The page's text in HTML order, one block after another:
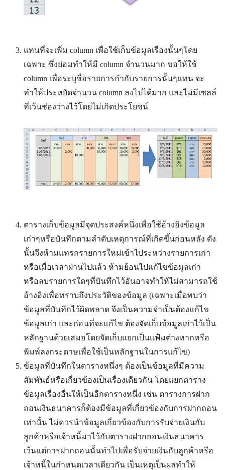
แทนที่จะเพิ่ม column เพื่อใช้เก็บข้อมูลเรื่องนั้นๆโดย
เฉพาะ ซึ่งย่อมทำให้มี column จำนวนมาก ขอให้ใช้
column เพื่อระบุชื่อรายการกำกับรายการนั้นๆแทน จะ
ทำให้ประหยัดจำนวน column ลงไปได้มาก และไม่มีเซลล์
ที่เว้นช่องว่างไว้โดยไม่เกิดประโยชน์
ตารางเก็บข้อมูลมีจุดประสงค์หนึ่งเพื่อใช้อ้างอิงข้อมูล
เก่าๆหรือบันทึกตามลำดับเหตุการณ์ที่เกิดขึ้นก่อนหลัง ดัง
นั้นจึงห้ามแทรกรายการใหม่เข้าไประหว่างรายการเก่า
หรือเมื่อเวลาผ่านไปแล้ว ห้ามย้อนไปแก้ไขข้อมูลเก่า
หรือลบรายการใดๆที่บันทึกไว้อันอาจทำให้ไม่สามารถใช้
อ้างอิงเพื่อทราบถึงประวัติของข้อมูล (เฉพาะเมื่อพบว่า
ข้อมูลที่บันทึกไว้ผิดพลาด จึงเป็นความจำเป็นต้องแก้ไข
ข้อมูลเก่า และก่อนที่จะแก้ไข ต้องจัดเก็บข้อมูลเก่าไว้เป็น
หลักฐานด้วยเสมอโดยจัดเก็บแยกเป็นแฟ้มต่างหากหรือ
พิมพ์ลงกระดาษเพื่อใช้เป็นหลักฐานในการแก้ไข)
ข้อมูลที่บันทึกในตารางหนึ่งๆ ต้องเป็นข้อมูลที่มีความ
สัมพันธ์หรือเกี่ยวข้องเป็นเรื่องเดียวกัน โดยแยกตาราง
ข้อมูลเรื่องอื่นให้เป็นอีกตารางหนึ่ง เช่น ตารางการฝาก
ถอนเงินธนาคารก็ต้องมีข้อมูลที่เกี่ยวข้องกับการฝากถอน
เท่านั้น ไม่ควรนำข้อมูลเกี่ยวข้องกับการรับจ่ายเงินกับ
ลูกค้าหรือเจ้าหนี้มาไว้กับตารางฝากถอนเงินธนาคาร
เว้นแต่การฝากถอนนั้นทำไปเพื่อรับจ่ายเงินกับลูกค้าหรือ
เจ้าหนี้ในกำหนดเวลาเดียวกัน เป็นเหตุเป็นผลทำให้